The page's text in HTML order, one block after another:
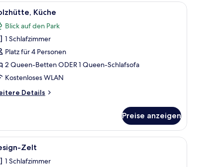
„203“ steht, einem Fenster und einem Stromkasten.
Ein gemütlicher Wohnraum mit Küche,
2 Küche
Blick auf den Park
1 Schlafzimmer
Platz für 4 Personen
2 Queen-Betten ODER 1 Queen-Schlafsofa
Kostenloses WLAN
Details
Preise anzeigen
und einer überdachten Veranda.
5 Zelt
1 Schlafzimmer